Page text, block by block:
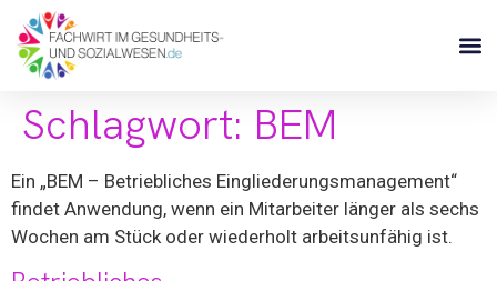
Schlagwort: BEM
Ein „BEM – Betriebliches Eingliederungsmanagement“
findet Anwendung, wenn ein Mitarbeiter länger als sechs
Wochen am Stück oder wiederholt arbeitsunfähig ist.